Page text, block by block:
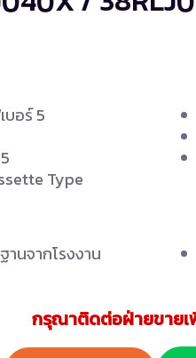
บอร์ 5
Type
านจากโรงงาน
กรุณาติดต่อฝ่ายขายเ